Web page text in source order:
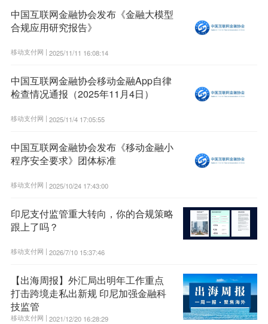
中国互联网金融协会发布《金融大模型
合规应用研究报告》
移动支付网 | 2025/11/11 16:08:14
中国互联网金融协会移动金融App自律
检查情况通报（2025年11月4日）
移动支付网 | 2025/11/4 17:05:55
中国互联网金融协会发布《移动金融小
程序安全要求》团体标准
移动支付网 | 2025/10/24 17:43:00
印尼支付监管重大转向，你的合规策略
跟上了吗？
移动支付网 | 2026/7/10 15:37:46
【出海周报】外汇局出明年工作重点
打击跨境走私出新规 印尼加强金融科
技监管
移动支付网 | 2021/12/20 16:28:29